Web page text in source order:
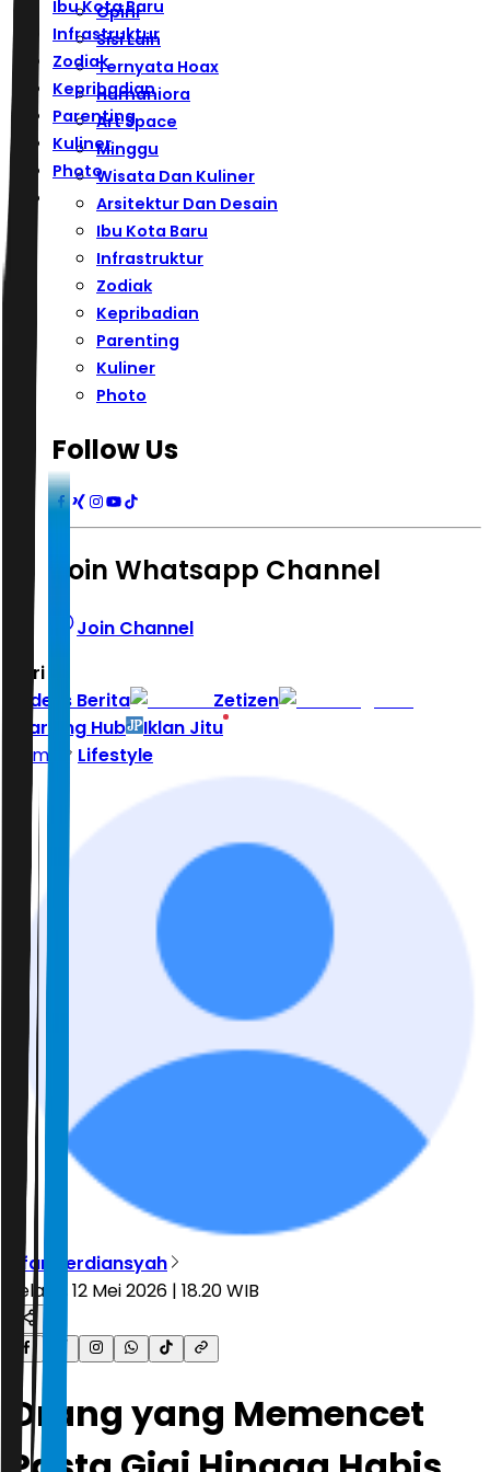
Ibu Kota Baru
Infrastruktur
Zodiak
Kepribadian
Parenting
Kuliner
Photo
Opini
Sisi Lain
Ternyata Hoax
Humaniora
Art Space
Minggu
Wisata Dan Kuliner
Arsitektur Dan Desain
Ibu Kota Baru
Infrastruktur
Zodiak
Kepribadian
Parenting
Kuliner
Photo
Follow Us
Join Whatsapp Channel
Join Channel
Hari ini
Indeks Berita
Zetizen
Learning Hub
Iklan Jitu
Home
Lifestyle
Irfan Ferdiansyah
Selasa, 12 Mei 2026 | 18.20 WIB
Orang yang Memencet